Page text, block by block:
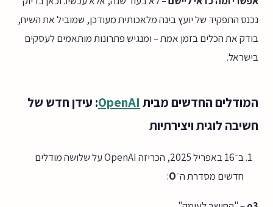
נכנס התפקיד של יועץ בינה מלאכותית מעודכן, שמוביל את השיח,
בודק את הכלים בזמן אמת – ומנגיש פתרונות מותאמים לעסקים
בישראל.
המודלים החדשים מבית OpenAI: עידן חדש של
חשיבה לוגית ויצירתיות
ב־16 באפריל 2025, הכריזה OpenAI על שלושה מודלים
חדשים מסדרת ה־O
: